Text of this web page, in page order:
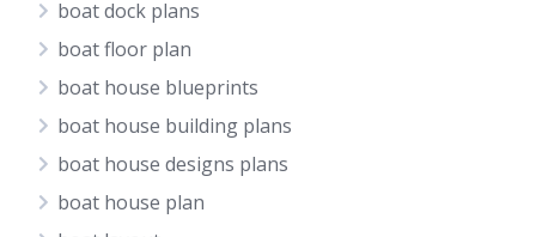
boat dock plans
boat floor plan
boat house blueprints
boat house building plans
boat house designs plans
boat house plan